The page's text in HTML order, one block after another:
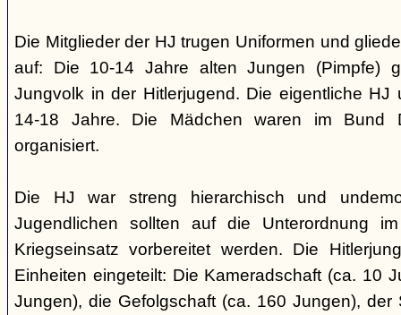
Die Mitglieder der HJ trugen Uniformen und
auf: Die 10-14 Jahre alten Jungen (Pimpfe)
Jungvolk in der Hitlerjugend. Die eigentliche HJ
14-18 Jahre. Die Mädchen waren im Bund
organisiert.
Die HJ war streng hierarchisch und
Jugendlichen sollten auf die Unterordnung
Kriegseinsatz vorbereitet werden. Die
Einheiten eingeteilt: Die Kameradschaft (ca. 10
Jungen), die Gefolgschaft (ca. 160 Jungen), der